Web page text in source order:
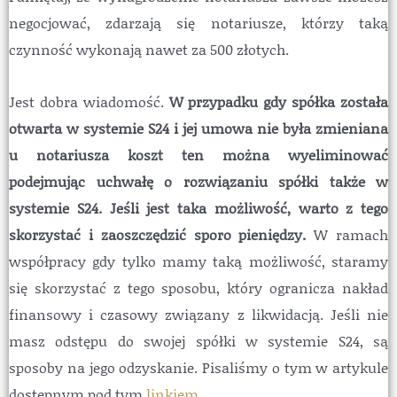
negocjować, zdarzają się notariusze, którzy taką
czynność wykonają nawet za 500 złotych.
Jest dobra wiadomość.W przypadku gdy spółka została
otwarta w systemie S24 i jej umowa nie była zmieniana
u notariusza koszt ten można wyeliminować
podejmując uchwałę o rozwiązaniu spółki także w
systemie S24. Jeśli jest taka możliwość, warto z tego
skorzystać i zaoszczędzić sporo pieniędzy. W ramach
współpracy gdy tylko mamy taką możliwość, staramy
się skorzystać z tego sposobu, który ogranicza nakład
finansowy i czasowy związany z likwidacją. Jeśli nie
masz odstępu do swojej spółki w systemie S24, są
sposoby na jego odzyskanie. Pisaliśmy o tym w artykule